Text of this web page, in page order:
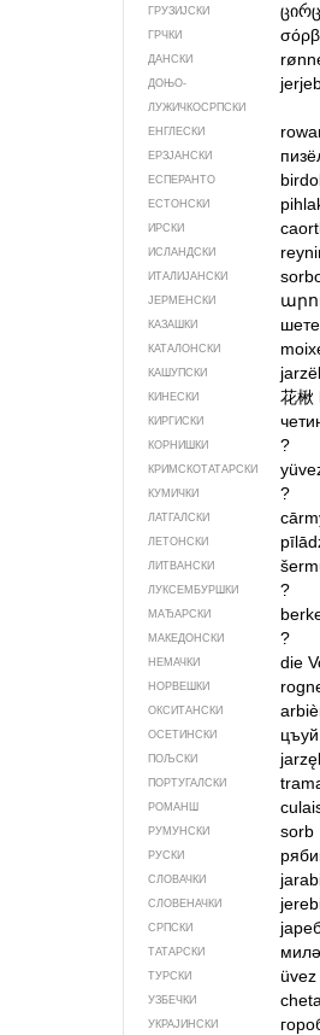
ГРУЗИЈСКИ
ГРЧКИ
ДАНСКИ
ДОЊО­
ЛУЖИЧКОСРПСКИ
ЕНГЛЕСКИ
ЕРЗЈАНСКИ
ЕСПЕРАНТО
ЕСТОНСКИ
ИРСКИ
ИСЛАНДСКИ
ИТАЛИЈАНСКИ
ЈЕРМЕНСКИ
КАЗАШКИ
КАТАЛОНСКИ
КАШУПСКИ
КИНЕСКИ 花楸
КИРГИСКИ
КОРНИШКИ ?
КРИМСКОТАТАРСКИ
КУМИЧКИ ?
ЛАТГАЛСКИ
ЛЕТОНСКИ
ЛИТВАНСКИ
ЛУКСЕМБУРШКИ ?
МАЂАРСКИ
МАКЕДОНСКИ ?
НЕМАЧКИ die
НОРВЕШКИ
ОКСИТАНСКИ
ОСЕТИНСКИ цъуй
ПОЉСКИ
ПОРТУГАЛСКИ
РОМАНШ
РУМУНСКИ sorb
РУСКИ
СЛОВАЧКИ
СЛОВЕНАЧКИ
СРПСКИ
ТАТАРСКИ
ТУРСКИ üvez
УЗБЕЧКИ
УКРАЈИНСКИ